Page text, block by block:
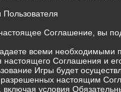
Пользователя
Соглашение, вы
всеми необходимыми
настоящего Соглашения и
Игры будет
настоящим
включая условия